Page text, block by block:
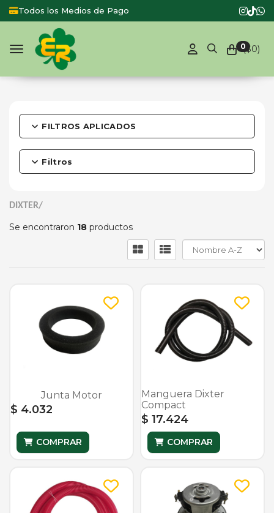
Todos los Medios de Pago
0($0)
Toggle navigation
FILTROS APLICADOS
Filtros
DIXTER/
Se encontraron 18 productos
Junta Motor
$ 4.032
COMPRAR
Manguera Dixter
Compact
$ 17.424
COMPRAR